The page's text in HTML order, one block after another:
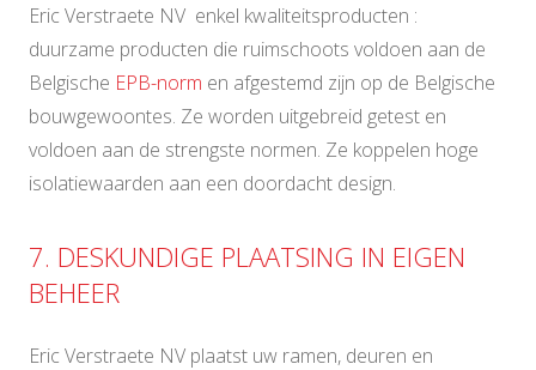
Eric Verstraete NV enkel kwaliteitsproducten :
duurzame producten die ruimschoots voldoen aan de
Belgische EPB-norm en afgestemd zijn op de Belgische
bouwgewoontes. Ze worden uitgebreid getest en
voldoen aan de strengste normen. Ze koppelen hoge
isolatiewaarden aan een doordacht design.
7. DESKUNDIGE PLAATSING IN EIGEN
BEHEER
Eric Verstraete NV plaatst uw ramen, deuren en